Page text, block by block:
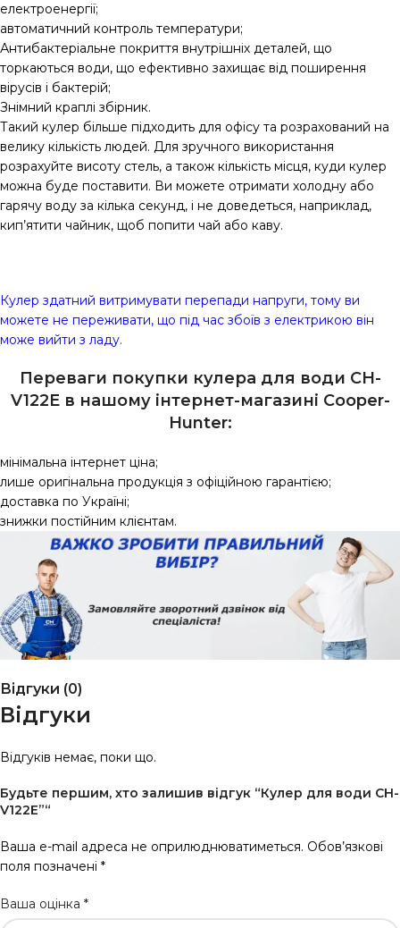
електроенергії;
автоматичний контроль температури;
Антибактеріальне покриття внутрішніх деталей, що
торкаються води, що ефективно захищає від поширення
вірусів і бактерій;
Знімний краплі збірник.
Такий кулер більше підходить для офісу та розрахований на
велику кількість людей. Для зручного використання
розрахуйте висоту стель, а також кількість місця, куди кулер
можна буде поставити. Ви можете отримати холодну або
гарячу воду за кілька секунд, і не доведеться, наприклад,
кип’ятити чайник, щоб попити чай або каву.
Кулер здатний витримувати перепади напруги, тому ви
можете не переживати, що під час збоїв з електрикою він
може вийти з ладу.
Переваги покупки кулера для води CH-
V122E в нашому інтернет-магазині Сooper-
Hunter:
мінімальна інтернет ціна;
лише оригінальна продукція з офіційною гарантією;
доставка по Україні;
знижки постійним клієнтам.
Відгуки (0)
Відгуки
Відгуків немає, поки що.
Будьте першим, хто залишив відгук “Кулер для води CH-
V122E”“
Ваша e-mail адреса не оприлюднюватиметься. Обов’язкові
поля позначені *
Ваша оцінка *